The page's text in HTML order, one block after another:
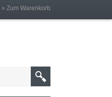
» Zum Warenkorb